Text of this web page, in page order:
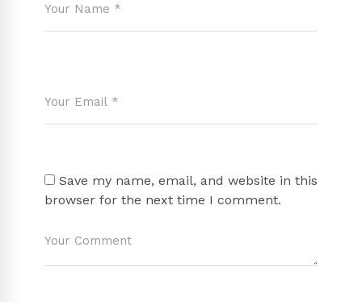
Save my name, email, and website in this
browser for the next time I comment.